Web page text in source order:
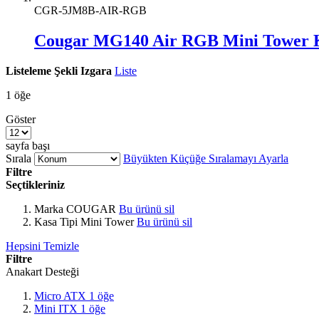
CGR-5JM8B-AIR-RGB
Cougar MG140 Air RGB Mini Tower
Listeleme Şekli Izgara Liste
1 öğe
Göster
sayfa başı
Sırala
Büyükten Küçüğe Sıralamayı Ayarla
Filtre
Seçtikleriniz
Marka COUGAR Bu ürünü sil
Kasa Tipi Mini Tower Bu ürünü sil
Hepsini Temizle
Filtre
Anakart Desteği
Micro ATX 1 öğe
Mini ITX 1 öğe